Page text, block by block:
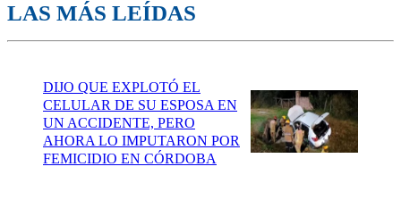
LAS MÁS LEÍDAS
DIJO QUE EXPLOTÓ EL
CELULAR DE SU ESPOSA EN
UN ACCIDENTE, PERO
AHORA LO IMPUTARON POR
FEMICIDIO EN CÓRDOBA